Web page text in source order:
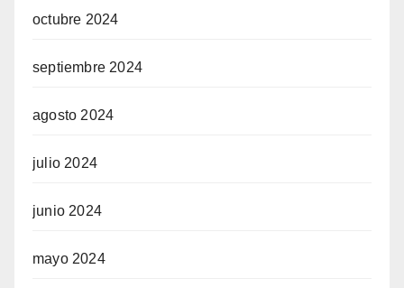
octubre 2024
septiembre 2024
agosto 2024
julio 2024
junio 2024
mayo 2024